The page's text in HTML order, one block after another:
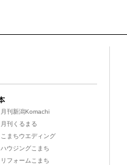
月刊新潟Komachi
月刊くるまる
こまちウエディング
ハウジングこまち
リフォームこまち